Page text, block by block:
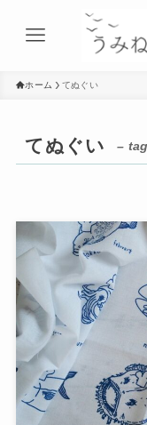
ホーム てぬぐい
てぬぐい –